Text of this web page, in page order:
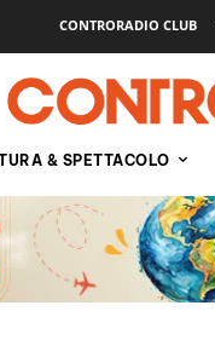
CONTRORADIO CLUB
& SPETTACOLO